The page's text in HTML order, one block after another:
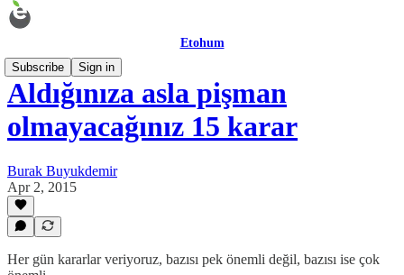
Etohum
Subscribe
Sign in
Aldığınıza asla pişman
olmayacağınız 15 karar
Burak Buyukdemir
Apr 2, 2015
Her gün kararlar veriyoruz, bazısı pek önemli değil, bazısı ise çok